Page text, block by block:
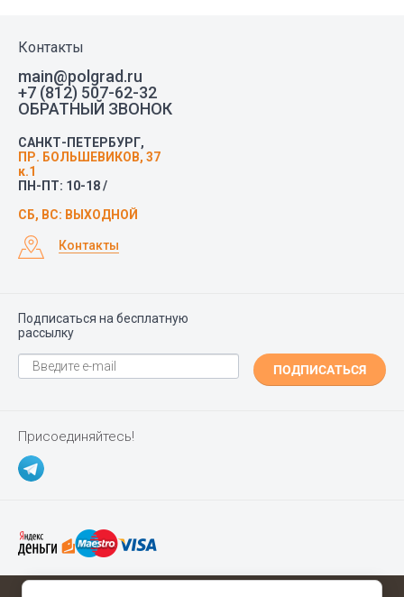
Контакты
main@polgrad.ru
+7 (812) 507-62-32
ОБРАТНЫЙ ЗВОНОК
САНКТ-ПЕТЕРБУРГ,
ПР. БОЛЬШЕВИКОВ, 37
к.1
ПН-ПТ: 10-18 /
СБ, ВС: ВЫХОДНОЙ
Контакты
Подписаться на бесплатную
рассылку
ПОДПИСАТЬСЯ
Присоединяйтесь!